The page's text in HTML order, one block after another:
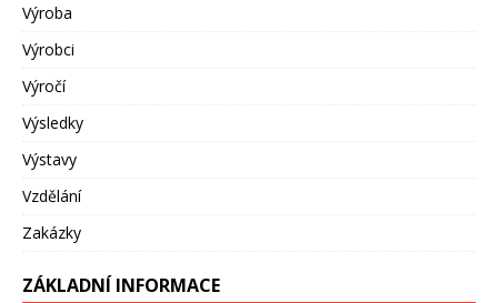
Výroba
Výrobci
Výročí
Výsledky
Výstavy
Vzdělání
Zakázky
ZÁKLADNÍ INFORMACE